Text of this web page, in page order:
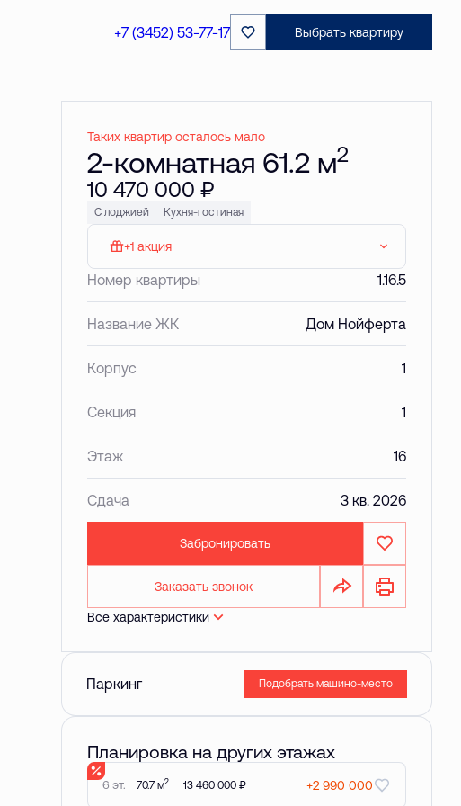
+7 (3452) 53-77-17 Выбрать квартиру
Забронировать
Таких квартир осталось мало
2-комнатная 61.2 м2
10 470 000 ₽
С лоджией Кухня-гостиная
+1 акция
МАКС: Паркинг в подарок
Номер квартиры 1.16.5
Название ЖК Дом Нойферта
Корпус 1
Секция 1
Этаж 16
Сдача 3 кв. 2026
Забронировать
Заказать звонок
Все характеристики
Паркинг Подобрать машино-место
Планировка на других этажах
6 эт. 70.7 м2 13 460 000 ₽ +2 990 000